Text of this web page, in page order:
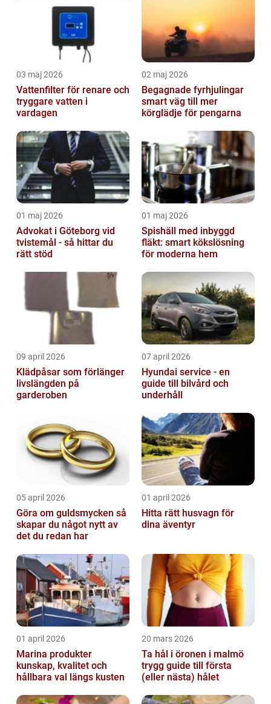
03 maj 2026
Vattenfilter för renare och
tryggare vatten i
vardagen
02 maj 2026
Begagnade fyrhjulingar
smart väg till mer
körglädje för pengarna
01 maj 2026
Advokat i Göteborg vid
tvistemål - så hittar du
rätt stöd
01 maj 2026
Spishäll med inbyggd
fläkt: smart kökslösning
för moderna hem
09 april 2026
Klädpåsar som förlänger
livslängden på
garderoben
07 april 2026
Hyundai service - en
guide till bilvård och
underhåll
05 april 2026
Göra om guldsmycken så
skapar du något nytt av
det du redan har
01 april 2026
Hitta rätt husvagn för
dina äventyr
01 april 2026
Marina produkter
kunskap, kvalitet och
hållbara val längs kusten
20 mars 2026
Ta hål i öronen i malmö
trygg guide till första
(eller nästa) hålet